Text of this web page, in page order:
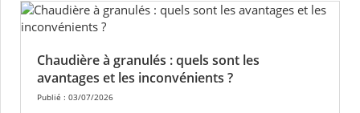
Chaudière à granulés : quels sont les
avantages et les inconvénients ?
Publié : 03/07/2026